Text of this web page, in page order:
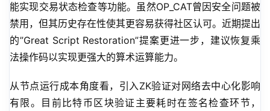
能实现交易状态检查等功能。虽然OP_CAT曾因安全问题被
禁用，但其历史存在性使其更容易获得社区认可。近期提出
的”Great Script Restoration”提案更进一步，建议恢复乘
法操作码以实现更强大的算术运算能力。
从节点运行成本角度看，引入ZK验证对网络去中心化影响
有限。目前比特币区块验证主要耗时在签名检查环节，